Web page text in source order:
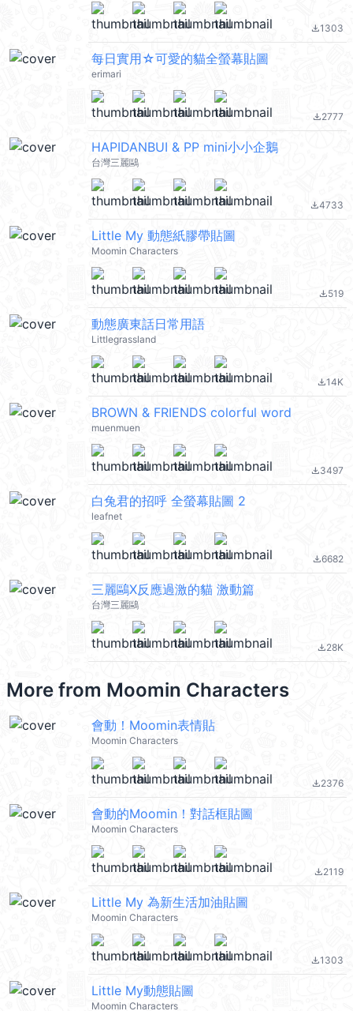
file_download1303
每日實用☆可愛的貓全螢幕貼圖
erimari
file_download2777
HAPIDANBUI & PP mini小小企鵝
台灣三麗鷗
file_download4733
Little My 動態紙膠帶貼圖
Moomin Characters
file_download519
動態廣東話日常用語
Littlegrassland
file_download14K
BROWN & FRIENDS colorful word
muenmuen
file_download3497
白兔君的招呼 全螢幕貼圖 2
leafnet
file_download6682
三麗鷗X反應過激的貓 激動篇
台灣三麗鷗
file_download28K
More from Moomin Characters
會動！Moomin表情貼
Moomin Characters
file_download2376
會動的Moomin！對話框貼圖
Moomin Characters
file_download2119
Little My 為新生活加油貼圖
Moomin Characters
file_download1303
Little My動態貼圖
Moomin Characters